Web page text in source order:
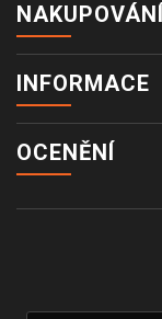
NAKUPOVÁNÍ
INFORMACE
OCENĚNÍ